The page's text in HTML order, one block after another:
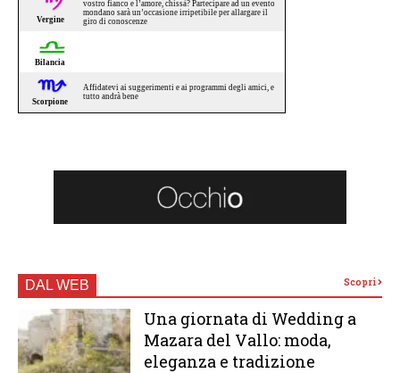
DAL WEB Scopri
Una giornata di Wedding a
Mazara del Vallo: moda,
eleganza e tradizione